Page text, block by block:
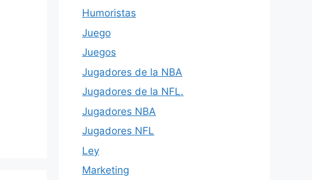
Humoristas
Juego
Juegos
Jugadores de la NBA
Jugadores de la NFL.
Jugadores NBA
Jugadores NFL
Ley
Marketing